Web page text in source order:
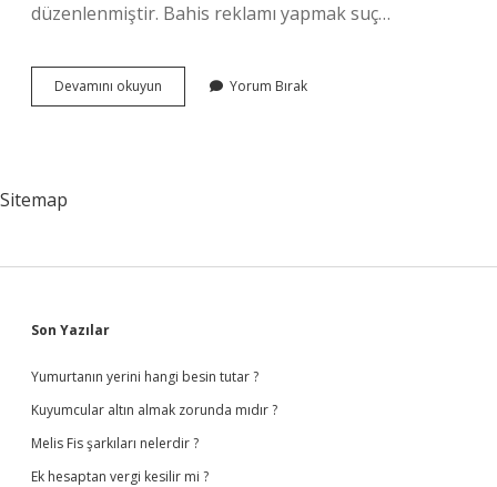
düzenlenmiştir. Bahis reklamı yapmak suç…
Devamını okuyun
Yapmak
Yorum Bırak
Sitemap
Sidebar
Son Yazılar
Yumurtanın yerini hangi besin tutar ?
Kuyumcular altın almak zorunda mıdır ?
Melis Fis şarkıları nelerdir ?
Ek hesaptan vergi kesilir mi ?